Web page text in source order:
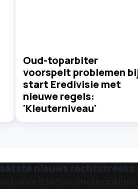
Oud-toparbiter
voorspelt problemen
start Eredivisie met
nieuwe regels:
'Kleuterniveau'
nieuws rechtstreeks
tickets en unieke updates!